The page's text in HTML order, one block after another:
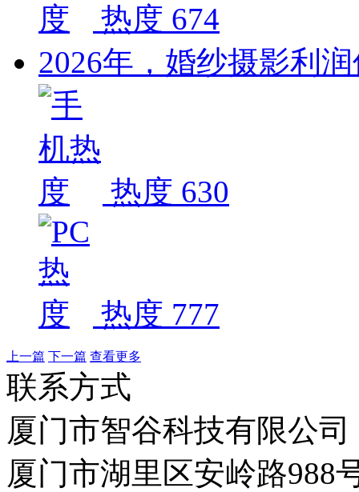
热度 674
2026年，婚纱摄影利
热度 630
热度 777
上一篇 下一篇 查看更多
联系方式
厦门市智谷科技有限公司
厦门市湖里区安岭路988